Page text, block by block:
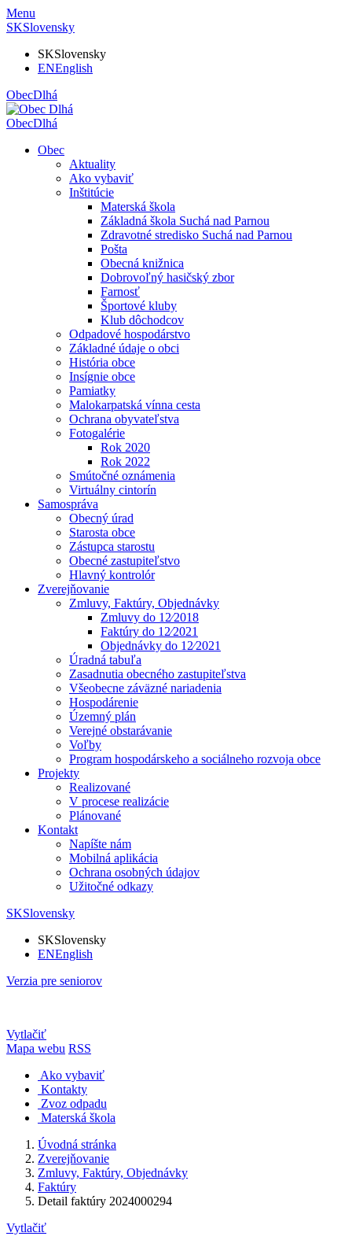
Menu
SKSlovensky
SKSlovensky
ENEnglish
ObecDlhá
ObecDlhá
Obec
Aktuality
Ako vybaviť
Inštitúcie
Materská škola
Základná škola Suchá nad Parnou
Zdravotné stredisko Suchá nad Parnou
Pošta
Obecná knižnica
Dobrovoľný hasičský zbor
Farnosť
Športové kluby
Klub dôchodcov
Odpadové hospodárstvo
Základné údaje o obci
História obce
Insígnie obce
Pamiatky
Malokarpatská vínna cesta
Ochrana obyvateľstva
Fotogalérie
Rok 2020
Rok 2022
Smútočné oznámenia
Virtuálny cintorín
Samospráva
Obecný úrad
Starosta obce
Zástupca starostu
Obecné zastupiteľstvo
Hlavný kontrolór
Zverejňovanie
Zmluvy, Faktúry, Objednávky
Zmluvy do 12⁄2018
Faktúry do 12⁄2021
Objednávky do 12⁄2021
Úradná tabuľa
Zasadnutia obecného zastupiteľstva
Všeobecne záväzné nariadenia
Hospodárenie
Územný plán
Verejné obstarávanie
Voľby
Program hospodárskeho a sociálneho rozvoja obce
Projekty
Realizované
V procese realizácie
Plánované
Kontakt
Napíšte nám
Mobilná aplikácia
Ochrana osobných údajov
Užitočné odkazy
SKSlovensky
SKSlovensky
ENEnglish
Verzia pre seniorov
Vytlačiť
Mapa webu RSS
Ako vybaviť
Kontakty
Zvoz odpadu
Materská škola
Úvodná stránka
Zverejňovanie
Zmluvy, Faktúry, Objednávky
Faktúry
Detail faktúry 2024000294
Vytlačiť